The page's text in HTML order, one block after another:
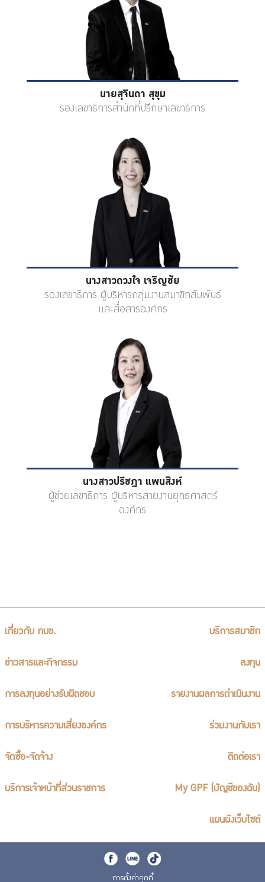
นายสุจินดา สุขุม
รองเลขาธิการสำนักที่ปรึกษาเลขาธิการ
นางสาวดวงใจ เจริญชัย
รองเลขาธิการ ผู้บริหารกลุ่มงานสมาชิกสัมพันธ์
และสื่อสารองค์กร
นางสาวปรีชฎา แพนสิงห์
ผู้ช่วยเลขาธิการ ผู้บริหารสายงานยุทธศาสตร์
องค์กร
เกี่ยวกับ กบข. บริการสมาชิก
ข่าวสารและกิจกรรม ลงทุน
การลงทุนอย่างรับผิดชอบ รายงานผลการดำเนินงาน
การบริหารความเสี่ยงองค์กร ร่วมงานกับเรา
จัดซื้อ-จัดจ้าง ติดต่อเรา
บริการเจ้าหน้าที่ส่วนราชการ My GPF (บัญชีของฉัน)
แผนผังเว็บไซต์
การตั้งค่าคุกกี้